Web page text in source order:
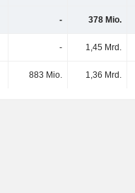
- 378 Mio.
- 1,45 Mrd.
883 Mio. 1,36 Mrd.